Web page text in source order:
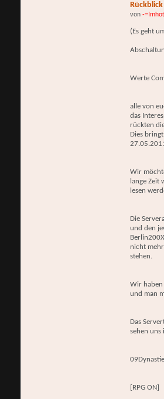
Rückblick
von-
(Es geht
Werte
alle von
das
rückten
Dies
Wir
lange Zeit
lesen
Die
und den
nicht
stehen.
Wir haben
und man
Das
sehen uns
[RPG ON]